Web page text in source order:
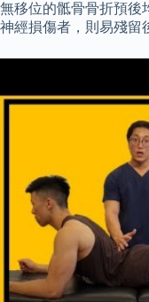
無移位的骶骨骨折預後
神經損傷者，則易殘留